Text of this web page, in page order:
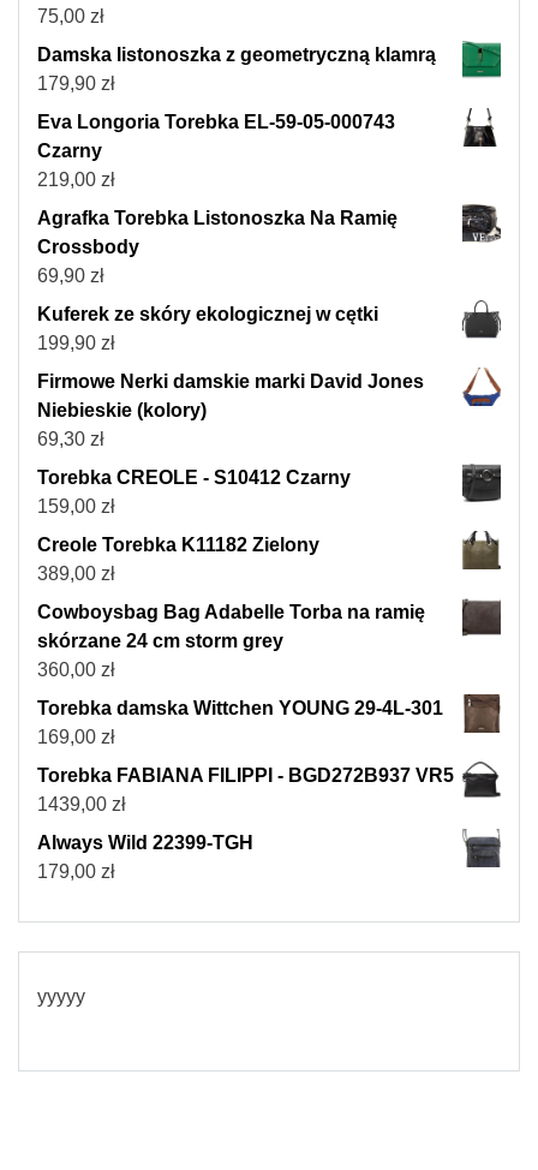
75,00 zł
Damska listonoszka z geometryczną klamrą
179,90 zł
Eva Longoria Torebka EL-59-05-000743
Czarny
219,00 zł
Agrafka Torebka Listonoszka Na Ramię
Crossbody
69,90 zł
Kuferek ze skóry ekologicznej w cętki
199,90 zł
Firmowe Nerki damskie marki David Jones
Niebieskie (kolory)
69,30 zł
Torebka CREOLE - S10412 Czarny
159,00 zł
Creole Torebka K11182 Zielony
389,00 zł
Cowboysbag Bag Adabelle Torba na ramię
skórzane 24 cm storm grey
360,00 zł
Torebka damska Wittchen YOUNG 29-4L-301
169,00 zł
Torebka FABIANA FILIPPI - BGD272B937 VR5
1439,00 zł
Always Wild 22399-TGH
179,00 zł
yyyyy